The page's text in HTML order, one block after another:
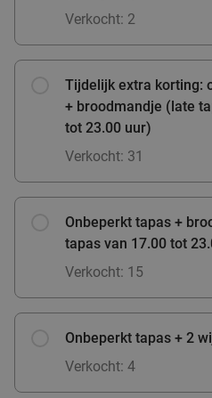
Strippenkaart of
koek bij SPAR Arnhem
Vandaag Morgen Ma
SPAR Arnhem
Zutphen
Verkocht: 479
Verse salade + verse
bij SPAR City Zutphen
Vandaag Morgen Ma Di
SPAR city Zutphen
Zutphen
Verkocht: 151
Verkocht: 2
Tijdelijk extra korting:
+ broodmandje (late
tot 23.00 uur)
Verkocht: 31
Onbeperkt tapas +
tapas van 17.00 tot
Verkocht: 15
Onbeperkt tapas + 2
Verkocht: 4